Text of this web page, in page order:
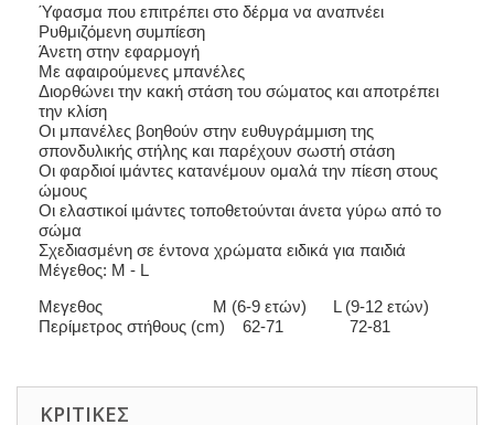
Ύφασμα που επιτρέπει στο δέρμα να αναπνέει
Ρυθμιζόμενη συμπίεση
Άνετη στην εφαρμογή
Με αφαιρούμενες μπανέλες
Διορθώνει την κακή στάση του σώματος και αποτρέπει
την κλίση
Οι μπανέλες βοηθούν στην ευθυγράμμιση της
σπονδυλικής στήλης και παρέχουν σωστή στάση
Οι φαρδιοί ιμάντες κατανέμουν ομαλά την πίεση στους
ώμους
Οι ελαστικοί ιμάντες τοποθετούνται άνετα γύρω από το
σώμα
Σχεδιασμένη σε έντονα χρώματα ειδικά για παιδιά
Μέγεθος: M - L
Μεγεθος Μ (6-9 ετών) L (9-12 ετών)
Περίμετρος στήθους (cm) 62-71 72-81
ΚΡΙΤΙΚΈΣ